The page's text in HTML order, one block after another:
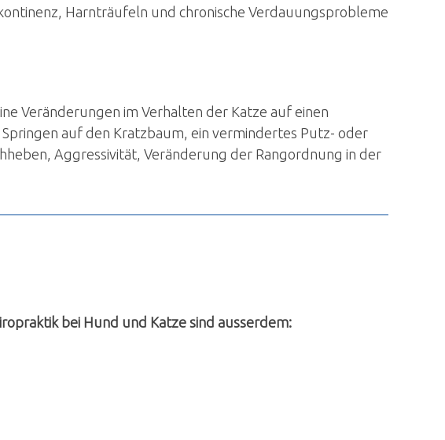
Harnträufeln und chronische Verdauungsprobleme
Veränderungen im Verhalten der Katze auf einen
auf den Kratzbaum, ein vermindertes Putz- oder
Aggressivität, Veränderung der Rangordnung in der
bei Hund und Katze sind ausserdem: